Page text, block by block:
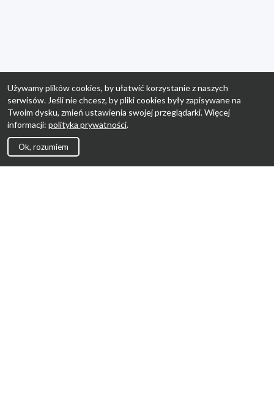
Używamy plików cookies, by ułatwić korzystanie z naszych
serwisów. Jeśli nie chcesz, by pliki cookies były zapisywane na
Twoim dysku, zmień ustawienia swojej przeglądarki. Więcej
informacji: polityka prywatności.
Ok, rozumiem